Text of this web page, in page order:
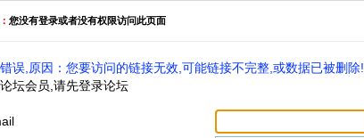
您没有登录或者没有权限访问此页面
误,原因：您要访问的链接无效,可能链接不完整,或数据已被删除!
坛会员,请先登录论坛